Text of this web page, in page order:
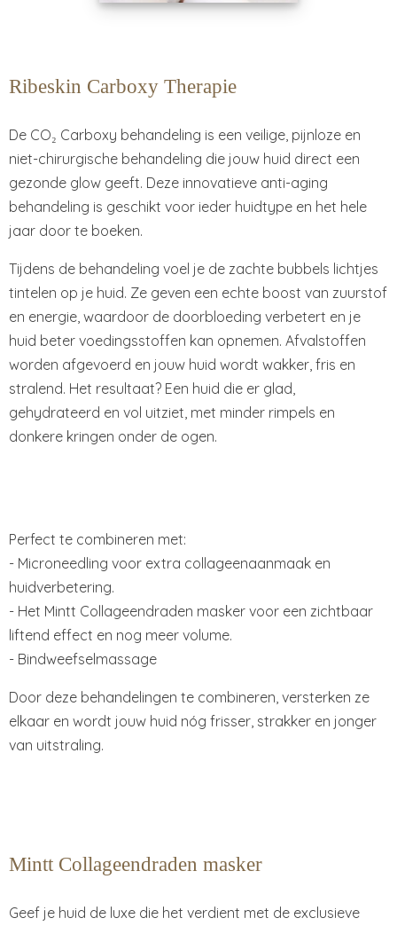
Ribeskin Carboxy Therapie
De CO₂ Carboxy behandeling is een veilige, pijnloze en
niet-chirurgische behandeling die jouw huid direct een
gezonde glow geeft. Deze innovatieve anti-aging
behandeling is geschikt voor ieder huidtype en het hele
jaar door te boeken.
Tijdens de behandeling voel je de zachte bubbels lichtjes
tintelen op je huid. Ze geven een echte boost van zuurstof
en energie, waardoor de doorbloeding verbetert en je
huid beter voedingsstoffen kan opnemen. Afvalstoffen
worden afgevoerd en jouw huid wordt wakker, fris en
stralend. Het resultaat? Een huid die er glad,
gehydrateerd en vol uitziet, met minder rimpels en
donkere kringen onder de ogen.
Perfect te combineren met:
- Microneedling voor extra collageenaanmaak en
huidverbetering.
- Het Mintt Collageendraden masker voor een zichtbaar
liftend effect en nog meer volume.
- Bindweefselmassage
Door deze behandelingen te combineren, versterken ze
elkaar en wordt jouw huid nóg frisser, strakker en jonger
van uitstraling.
Mintt Collageendraden masker
Geef je huid de luxe die het verdient met de exclusieve